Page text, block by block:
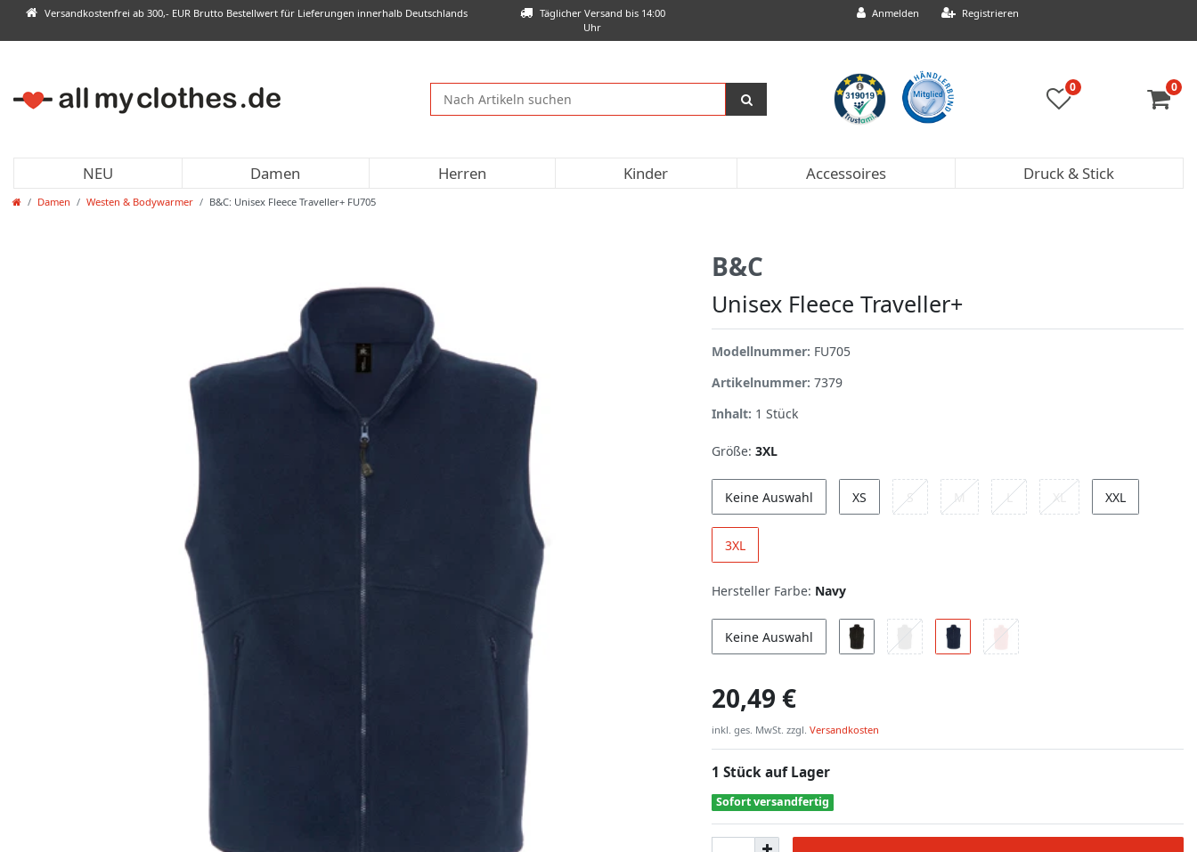
Anmelden Registrieren
Täglicher Versand bis 14:00
Uhr
Versandkostenfrei ab 300,- EUR Brutto Bestellwert für Lieferungen innerhalb Deutschlands
0 0
NEU Damen Herren Kinder Accessoires Druck & Stick
Damen Westen & Bodywarmer B&C: Unisex Fleece Traveller+ FU705
B&C
Unisex Fleece Traveller+
Modellnummer: FU705
Artikelnummer: 7379
Inhalt: 1 Stück
Größe: 3XL
Keine Auswahl XS S M L XL XXL
3XL
Hersteller Farbe: Navy
Keine Auswahl
20,49 €
inkl. ges. MwSt. zzgl. Versandkosten
1 Stück auf Lager
Sofort versandfertig